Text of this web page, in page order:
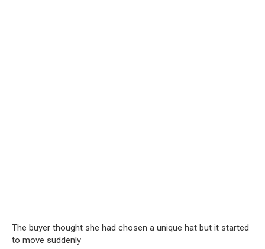
The buyer thought she had chosen a unique hat but it started
to move suddenly